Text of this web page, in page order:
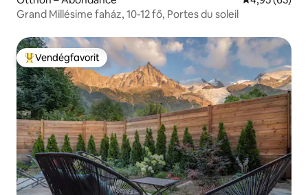
Grand Millésime faház, 10-12 fő, Portes du soleil
Kiemelt vendégfavorit
Vendégfavorit